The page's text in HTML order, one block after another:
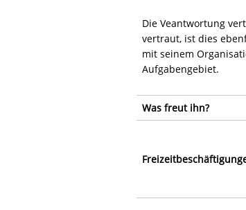
Die Veantwortung
vertraut, ist dies
mit seinem
Aufgabengebiet.
Was freut ihn?